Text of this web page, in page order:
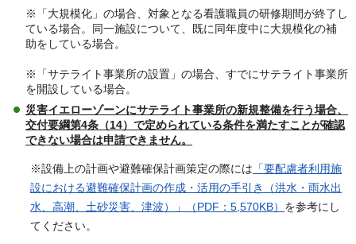
※「大規模化」の場合、対象となる看護職員の研修期間が終了し
ている場合。同一施設について、既に同年度中に大規模化の補
助をしている場合。
※「サテライト事業所の設置」の場合、すでにサテライト事業所
を開設している場合。
災害イエローゾーンにサテライト事業所の新規整備を行う場合、
交付要綱第4条（14）で定められている条件を満たすことが確認
できない場合は申請できません。
※設備上の計画や避難確保計画策定の際には 「要配慮者利用施
設における避難確保計画の作成・活用の手引き（洪水・雨水出
水、高潮、土砂災害、津波）」（PDF：5,570KB） を参考にし
てください。